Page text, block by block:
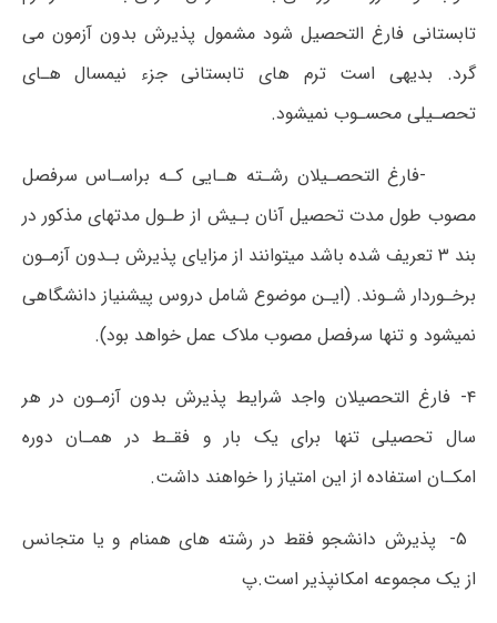
تابستانی فارغ التحصیل شود مشمول پذیرش بدون آزمون می
گرد. بدیهی است ترم های تابستانی جزء نیمسال هـای
تحصـیلی محسـوب نمیشود.
-فارغ التحصـیلان رشـته هـایی کـه براسـاس سرفصل
مصوب طول مدت تحصیل آنان بـیش از طـول مدتهای مذکور در
بند ۳ تعریف شده باشد میتوانند از مزایای پذیرش بـدون آزمـون
برخـوردار شـوند. (ایـن موضوع شامل دروس پیشنیاز دانشگاهی
نمیشود و تنها سرفصل مصوب ملاک عمل خواهد بود).
۴- فارغ التحصیلان واجد شرایط پذیرش بدون آزمـون در هر
سال تحصیلی تنها برای یک بار و فقـط در همـان دوره
امکـان استفاده از این امتیاز را خواهند داشت.
۵- پذیرش دانشجو فقط در رشته های همنام و یا متجانس
از یک مجموعه امکانپذیر است.پ